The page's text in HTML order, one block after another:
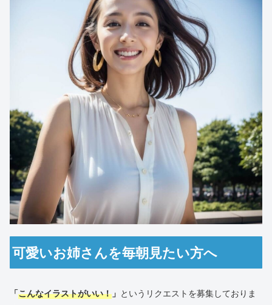
可愛いお姉さんを毎朝見たい方へ
「こんなイラストがいい！ 」 というリクエストを募集しておりま